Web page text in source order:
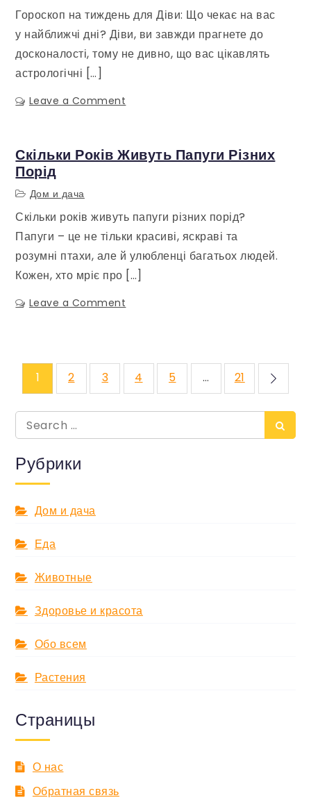
Гороскоп на тиждень для Діви: Що чекає на вас
у найближчі дні? Діви, ви завжди прагнете до
досконалості, тому не дивно, що вас цікавлять
астрологічні […]
Leave a Comment
тиждень
Скільки Років Живуть Папуги Різних
Порід
Дом и дача
Скільки років живуть папуги різних порід?
Папуги – це не тільки красиві, яскраві та
розумні птахи, але й улюбленці багатьох людей.
Кожен, хто мріє про […]
Leave a Comment
різних
Навигация
по
записям
1 2 3 4 5 … 21
Search
for:
Рубрики
Дом и дача
Еда
Животные
Здоровье и красота
Обо всем
Растения
Страницы
О нас
Обратная связь